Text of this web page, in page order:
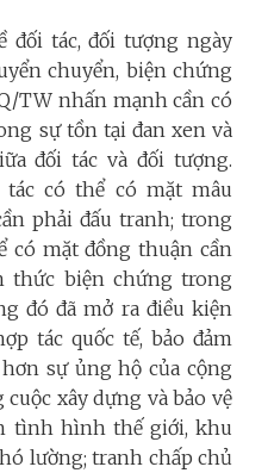
đối tác, đối tượng ngày
chuyển, biện chứng
TW nhấn mạnh cần có
sự tồn tại đan xen và
đối tác và đối tượng.
có thể có mặt mâu
phải đấu tranh; trong
có mặt đồng thuận cần
thức biện chứng trong
đó đã mở ra điều kiện
tác quốc tế, bảo đảm
sự ủng hộ của cộng
xây dựng và bảo vệ
tình hình thế giới, khu
lường; tranh chấp chủ